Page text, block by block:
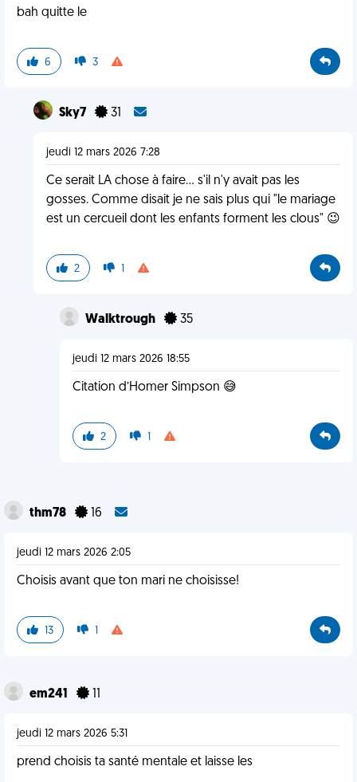
bah quitte le
6 3
Sky7 31
jeudi 12 mars 2026 7:28
Ce serait LA chose à faire... s'il n'y avait pas les
gosses. Comme disait je ne sais plus qui "le mariage
est un cercueil dont les enfants forment les clous" 😉
2 1
Walktrough 35
jeudi 12 mars 2026 18:55
Citation d’Homer Simpson 😅
2 1
thm78 16
jeudi 12 mars 2026 2:05
Choisis avant que ton mari ne choisisse!
13 1
em241
jeudi 12 mars 2026 5:31
prend choisis ta santé mentale et laisse les